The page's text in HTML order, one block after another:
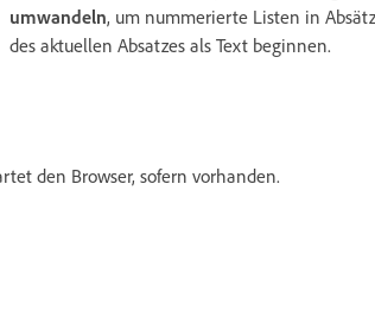
umwandeln, um nummerierte Listen in
des aktuellen Absatzes als Text beginnen.
den Browser, sofern vorhanden.